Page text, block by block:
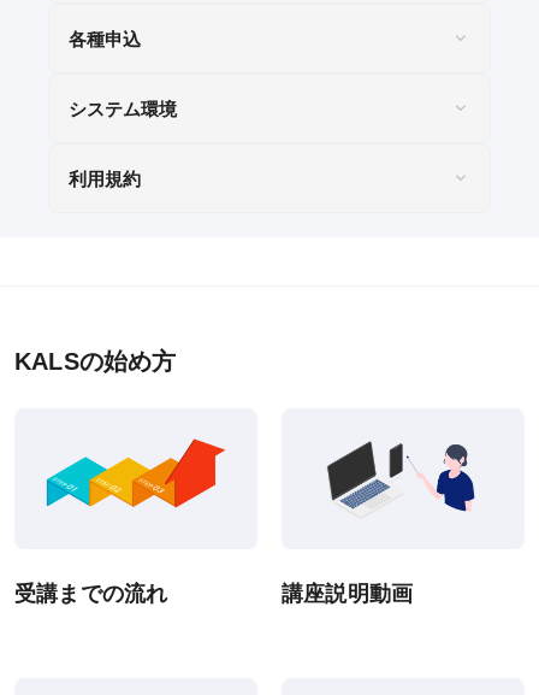
利用規約
教材等転売に関する禁止のお願い
各種申込
システム環境
利用規約
KALSの始め方
受講までの流れ 講座説明動画